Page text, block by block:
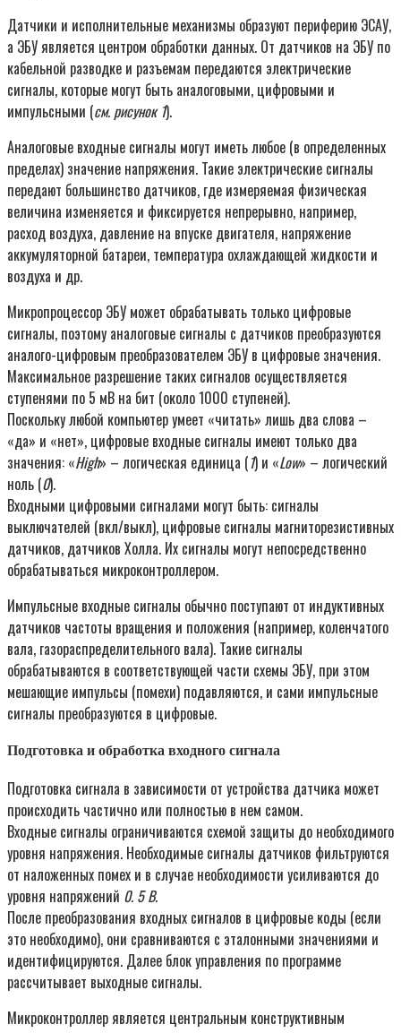
Датчики и исполнительные механизмы образуют периферию ЭСАУ,
а ЭБУ является центром обработки данных. От датчиков на ЭБУ по
кабельной разводке и разъемам передаются электрические
сигналы, которые могут быть аналоговыми, цифровыми и
импульсными (см. рисунок 1).
Аналоговые входные сигналы могут иметь любое (в определенных
пределах) значение напряжения. Такие электрические сигналы
передают большинство датчиков, где измеряемая физическая
величина изменяется и фиксируется непрерывно, например,
расход воздуха, давление на впуске двигателя, напряжение
аккумуляторной батареи, температура охлаждающей жидкости и
воздуха и др.
Микропроцессор ЭБУ может обрабатывать только цифровые
сигналы, поэтому аналоговые сигналы с датчиков преобразуются
аналого-цифровым преобразователем ЭБУ в цифровые значения.
Максимальное разрешение таких сигналов осуществляется
ступенями по 5 мВ на бит (около 1000 ступеней).
Поскольку любой компьютер умеет «читать» лишь два слова –
«да» и «нет», цифровые входные сигналы имеют только два
значения: «High» – логическая единица (1) и «Low» – логический
ноль (0).
Входными цифровыми сигналами могут быть: сигналы
выключателей (вкл/выкл), цифровые сигналы магниторезистивных
датчиков, датчиков Холла. Их сигналы могут непосредственно
обрабатываться микроконтроллером.
Импульсные входные сигналы обычно поступают от индуктивных
датчиков частоты вращения и положения (например, коленчатого
вала, газораспределительного вала). Такие сигналы
обрабатываются в соответствующей части схемы ЭБУ, при этом
мешающие импульсы (помехи) подавляются, и сами импульсные
сигналы преобразуются в цифровые.
Подготовка и обработка входного сигнала
Подготовка сигнала в зависимости от устройства датчика может
происходить частично или полностью в нем самом.
Входные сигналы ограничиваются схемой защиты до необходимого
уровня напряжения. Необходимые сигналы датчиков фильтруются
от наложенных помех и в случае необходимости усиливаются до
уровня напряжений 0. 5 В.
После преобразования входных сигналов в цифровые коды (если
это необходимо), они сравниваются с эталонными значениями и
идентифицируются. Далее блок управления по программе
рассчитывает выходные сигналы.
Микроконтроллер является центральным конструктивным